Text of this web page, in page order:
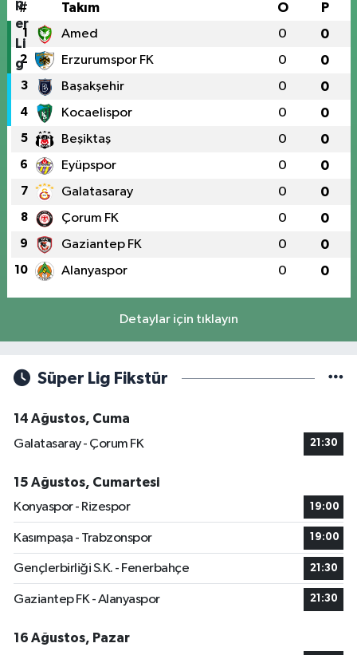
# Takım O P
1 Amed 0 0
2 Erzurumspor FK 0 0
3 Başakşehir 0 0
4 Kocaelispor 0 0
5 Beşiktaş 0 0
6 Eyüpspor 0 0
7 Galatasaray 0 0
8 Çorum FK 0 0
9 Gaziantep FK 0 0
10 Alanyaspor 0 0
Detaylar için tıklayın
Süper Lig Fikstür
14 Ağustos, Cuma
Galatasaray - Çorum FK
21:30
15 Ağustos, Cumartesi
Konyaspor - Rizespor
19:00
Kasımpaşa - Trabzonspor 19:00
Gençlerbirliği S.K. - Fenerbahçe 21:30
Gaziantep FK - Alanyaspor 21:30
16 Ağustos, Pazar